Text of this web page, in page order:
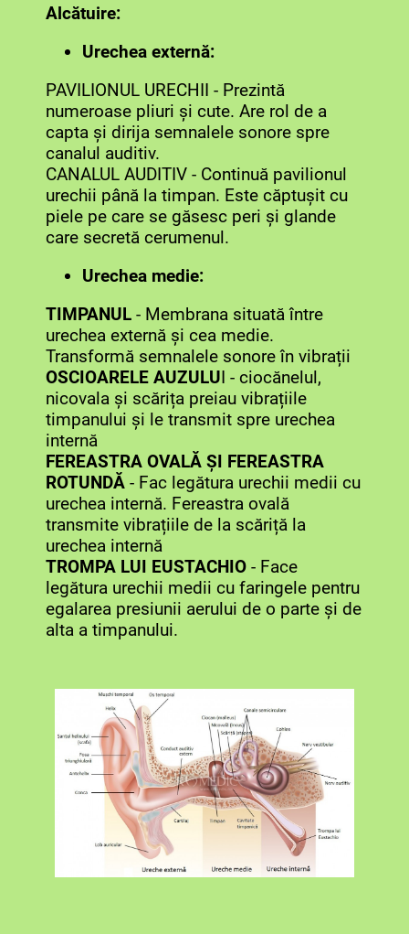
Alcătuire:
Urechea externă:
PAVILIONUL URECHII - Prezintă
numeroase pliuri și cute. Are rol de a
capta și dirija semnalele sonore spre
canalul auditiv.
CANALUL AUDITIV - Continuă pavilionul
urechii până la timpan. Este căptușit cu
piele pe care se găsesc peri și glande
care secretă cerumenul.
Urechea medie:
TIMPANUL - Membrana situată între
urechea externă și cea medie.
Transformă semnalele sonore în vibrații
OSCIOARELE AUZULUI - ciocănelul,
nicovala și scărița preiau vibrațiile
timpanului și le transmit spre urechea
internă
FEREASTRA OVALĂ ȘI FEREASTRA
ROTUNDĂ - Fac legătura urechii medii cu
urechea internă. Fereastra ovală
transmite vibrațiile de la scăriță la
urechea internă
TROMPA LUI EUSTACHIO - Face
legătura urechii medii cu faringele pentru
egalarea presiunii aerului de o parte și de
alta a timpanului.